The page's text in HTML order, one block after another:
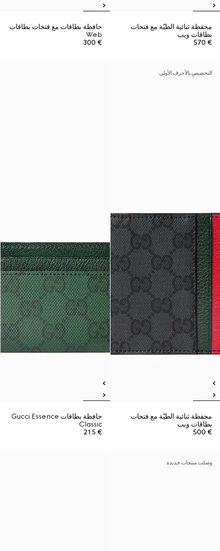
محفظة ثنائية الطيّة مع فتحات
بطاقات ويب
€ 570
حافظة بطاقات مع فتحات بطاقات
Web
€ 300
التخصيص بالأحرف الأولى
محفظة ثنائية الطيّة مع فتحات
بطاقات ويب
€ 500
حافظة بطاقات Gucci Essence
Classic
€ 215
وصلت منتجات جديدة